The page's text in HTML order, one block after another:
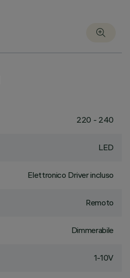
220 - 240
LED
Elettronico Driver incluso
Remoto
Dimmerabile
1-10V